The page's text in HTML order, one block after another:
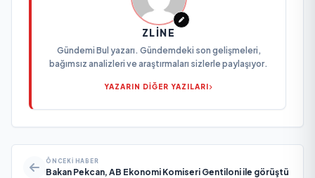
ZLINE
Gündemi Bul yazarı. Gündemdeki son gelişmeleri,
bağımsız analizleri ve araştırmaları sizlerle paylaşıyor.
YAZARIN DİĞER YAZILARI
ÖNCEKI HABER
Bakan Pekcan, AB Ekonomi Komiseri Gentiloni ile görüştü